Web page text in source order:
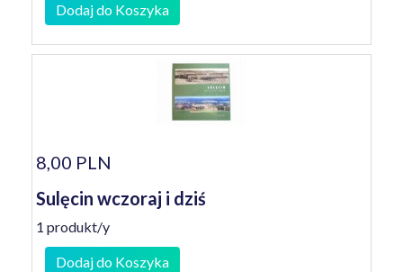
Dodaj do Koszyka
8,00 PLN
Sulęcin wczoraj i dziś
1 produkt/y
Dodaj do Koszyka